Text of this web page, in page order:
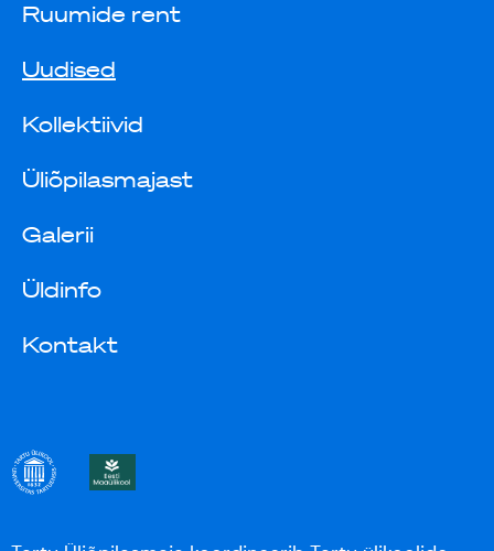
Ruumide rent
Uudised
Kollektiivid
Üliõpilasmajast
Galerii
Üldinfo
Kontakt